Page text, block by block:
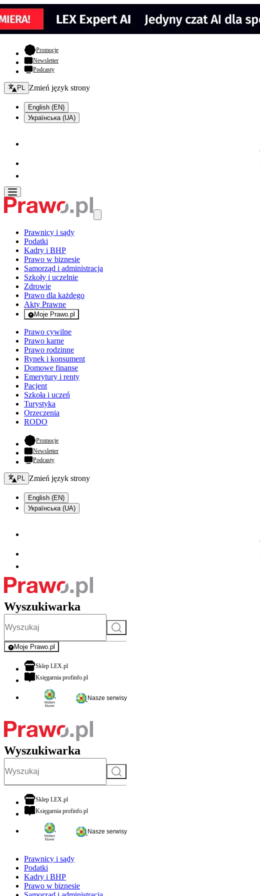
Promocje- otwiera się w nowej karcie
Newsletter
Podcasty
Zmień język - bieżący:
PL Zmień język strony
English (EN)
Українська (UA)
Prawnicy i sądy
Podatki
Kadry i BHP
Prawo w biznesie
Samorząd i administracja
Szkoły i uczelnie
Zdrowie
Prawo dla każdego
Akty Prawne
Moje Prawo.pl
- rejestracja i logowanie do serwisu
Prawo cywilne
Prawo karne
Prawo rodzinne
Rynek i konsument
Domowe finanse
Emerytury i renty
Pacjent
Szkoła i uczeń
Turystyka
Orzeczenia
RODO
Promocje- otwiera się w nowej karcie
Newsletter
Podcasty
Zmień język - bieżący:
PL Zmień język strony
English (EN)
Українська (UA)
Wyszukiwarka
Szukaj
Moje Prawo.pl
- rejestracja i logowanie do serwisu
Sklep LEX.plotwiera się w nowej karcie
Księgarnia profinfo.plotwiera się w nowej karcie
Nasze serwisy
Wyszukiwarka
Szukaj
Sklep LEX.plotwiera się w nowej karcie
Księgarnia profinfo.plotwiera się w nowej karcie
Nasze serwisy
Prawnicy i sądy
Podatki
Kadry i BHP
Prawo w biznesie